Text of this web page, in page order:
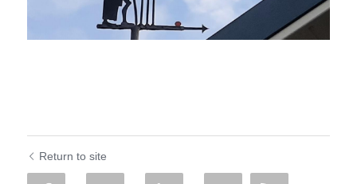
Return to site